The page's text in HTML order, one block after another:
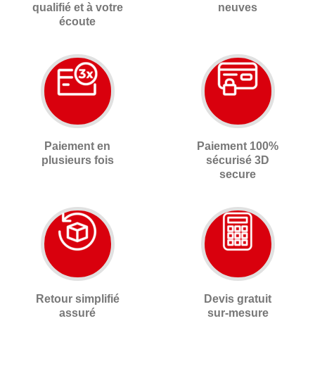
qualifié et à votre
écoute
neuves
Paiement en
plusieurs fois
Paiement 100%
sécurisé 3D
secure
Retour simplifié
assuré
Devis gratuit
sur-mesure